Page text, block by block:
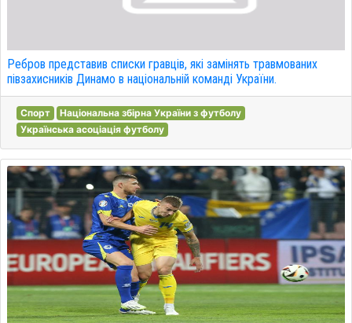
Ребров представив списки гравців, які замінять травмованих
півзахисників Динамо в національній команді України.
Спорт
Національна збірна України з футболу
Українська асоціація футболу